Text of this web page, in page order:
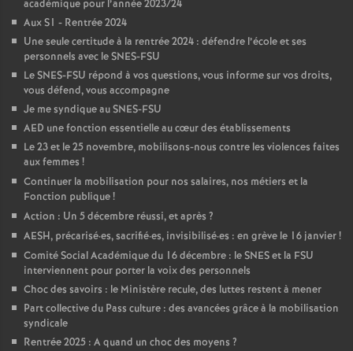
a
n
s
T
o
u
r
s
académique pour l’année 2023/24
Aux S1 - Rentrée 2024
Une seule certitude à la rentrée 2024 : défendre l’école et ses
personnels avec le SNES-FSU
Le SNES-FSU répond à vos questions, vous informe sur vos droits,
vous défend, vous accompagne
Je me syndique au SNES-FSU
AED une fonction essentielle au cœur des établissements
Le 23 et le 25 novembre, mobilisons-nous contre les violences faites
aux femmes !
Continuer la mobilisation pour nos salaires, nos métiers et la
Fonction publique!
Action : Un 5 décembre réussi, et après ?
AESH, précarisé·es, sacrifié·es, invisibilisé·es : en grève le 16 janvier!
Comité Social Académique du 16 décembre : le SNES et la FSU
interviennent pour porter la voix des personnels
Choc des savoirs : le Ministère recule, des luttes restent à mener
Part collective du Pass culture : des avancées grâce à la mobilisation
syndicale
Rentrée 2025 : A quand un choc des moyens ?